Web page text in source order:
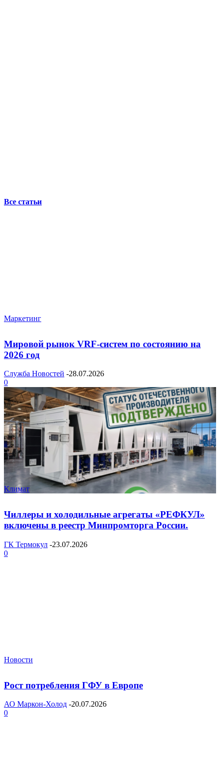
Все статьи
Маркетинг
Мировой рынок VRF-систем по состоянию на
2026 год
Служба Новостей -28.07.2026
0
Климат
Чиллеры и холодильные агрегаты «РЕФКУЛ»
включены в реестр Минпромторга России.
ГК Термокул -23.07.2026
0
Новости
Рост потребления ГФУ в Европе
АО Маркон-Холод -20.07.2026
0